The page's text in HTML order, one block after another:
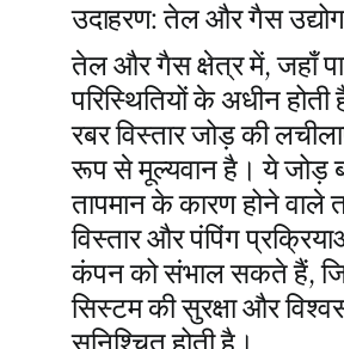
उदाहरण: तेल और गैस उद्योग
तेल और गैस क्षेत्र में, जहाँ
परिस्थितियों के अधीन
रबर विस्तार जोड़ की
रूप से मूल्यवान है। ये जोड़
तापमान के कारण होने वाले
विस्तार और पंपिंग
कंपन को संभाल सकते हैं,
सिस्टम की सुरक्षा और
सुनिश्चित होती है।